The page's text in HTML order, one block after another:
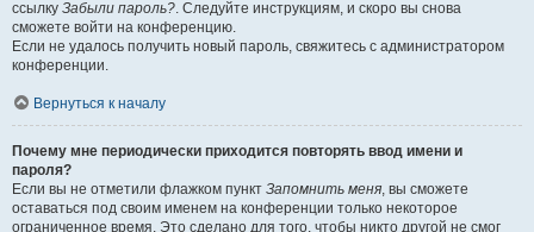
ссылку Забыли пароль?. Следуйте инструкциям, и скоро вы снова
сможете войти на конференцию.
Если не удалось получить новый пароль, свяжитесь с администратором
конференции.
Вернуться к началу
Почему мне периодически приходится повторять ввод имени и
пароля?
Если вы не отметили флажком пункт Запомнить меня, вы сможете
оставаться под своим именем на конференции только некоторое
ограниченное время. Это сделано для того, чтобы никто другой не смог